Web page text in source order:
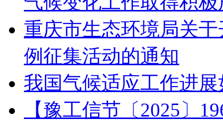
重庆市生态环境局关
例征集活动的通知
我国气候适应工作进
【豫工信节〔2025〕